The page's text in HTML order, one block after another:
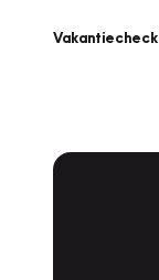
Vakantiecheck